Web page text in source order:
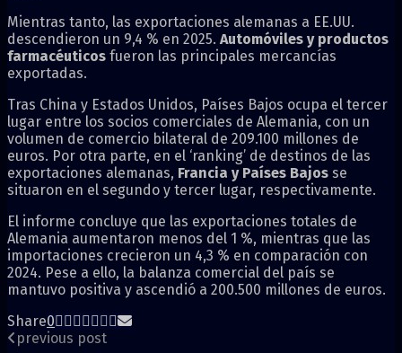
Mientras tanto, las exportaciones alemanas a EE.UU.
descendieron un 9,4 % en 2025. Automóviles y productos
farmacéuticos fueron las principales mercancías
exportadas.
Tras China y Estados Unidos, Países Bajos ocupa el tercer
lugar entre los socios comerciales de Alemania, con un
volumen de comercio bilateral de 209.100 millones de
euros. Por otra parte, en el ‘ranking’ de destinos de las
exportaciones alemanas, Francia y Países Bajos se
situaron en el segundo y tercer lugar, respectivamente.
El informe concluye que las exportaciones totales de
Alemania aumentaron menos del 1 %, mientras que las
importaciones crecieron un 4,3 % en comparación con
2024. Pese a ello, la balanza comercial del país se
mantuvo positiva y ascendió a 200.500 millones de euros.
Share0
previous post